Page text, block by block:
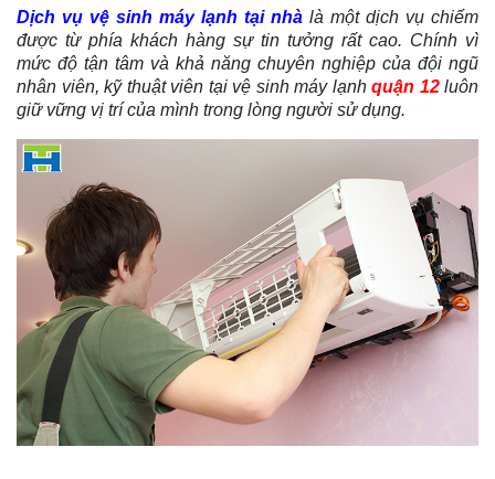
Dịch vụ vệ sinh máy lạnh tại nhà là một dịch vụ chiếm
được từ phía khách hàng sự tin tưởng rất cao. Chính vì
mức độ tận tâm và khả năng chuyên nghiệp của đội ngũ
nhân viên, kỹ thuật viên tại vệ sinh máy lạnh quận 12luôn
giữ vững vị trí của mình trong lòng người sử dụng.